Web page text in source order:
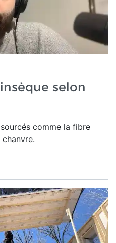
selon
comme la fibre